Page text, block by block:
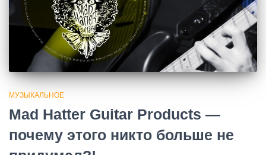
МУЗЫКАЛЬНОЕ
Mad Hatter Guitar Products —
почему этого никто больше не